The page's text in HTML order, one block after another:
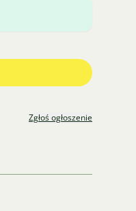
Zgłoś ogłoszenie